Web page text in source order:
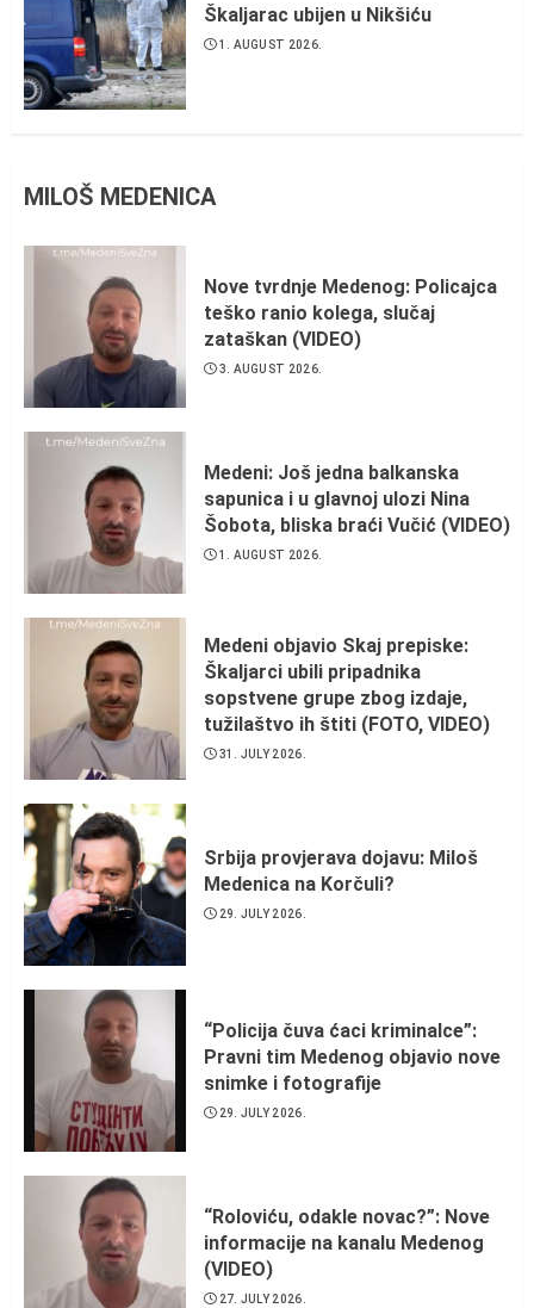
Škaljarac ubijen u Nikšiću
1. AUGUST 2026.
MILOŠ MEDENICA
Nove tvrdnje Medenog: Policajca
teško ranio kolega, slučaj
zataškan (VIDEO)
3. AUGUST 2026.
Medeni: Još jedna balkanska
sapunica i u glavnoj ulozi Nina
Šobota, bliska braći Vučić (VIDEO)
1. AUGUST 2026.
Medeni objavio Skaj prepiske:
Škaljarci ubili pripadnika
sopstvene grupe zbog izdaje,
tužilaštvo ih štiti (FOTO, VIDEO)
31. JULY 2026.
Srbija provjerava dojavu: Miloš
Medenica na Korčuli?
29. JULY 2026.
“Policija čuva ćaci kriminalce”:
Pravni tim Medenog objavio nove
snimke i fotografije
29. JULY 2026.
“Roloviću, odakle novac?”: Nove
informacije na kanalu Medenog
(VIDEO)
27. JULY 2026.